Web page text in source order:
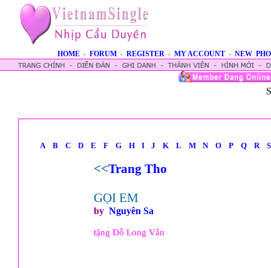
HOME - FORUM - REGISTER - MY ACCOUNT - NEW
A B C D E F G H I J K L M N O P Q R S
<<Trang Tho
GỌI EM
by Nguyên Sa
tặng Ðỗ Long Vân